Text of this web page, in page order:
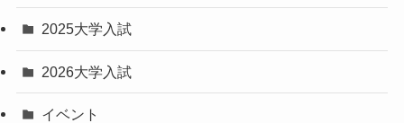
2025大学入試
2026大学入試
イベント